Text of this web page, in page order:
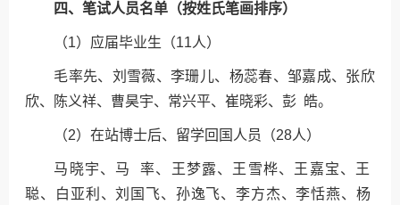
四、笔试人员名单（按姓氏笔画排序）
（1）应届毕业生（11人）
毛率先、刘雪薇、李珊儿、杨蕊春、邹嘉成、张欣
欣、陈义祥、曹昊宇、常兴平、崔晓彩、彭 皓。
（2）在站博士后、留学回国人员（28人）
马晓宇、马 率、王梦露、王雪桦、王嘉宝、王
聪、白亚利、刘国飞、孙逸飞、李方杰、李恬燕、杨